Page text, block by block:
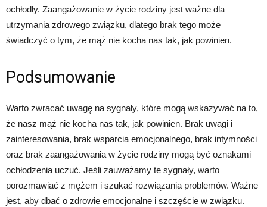
ochłodły. Zaangażowanie w życie rodziny jest ważne dla
utrzymania zdrowego związku, dlatego brak tego może
świadczyć o tym, że mąż nie kocha nas tak, jak powinien.
Podsumowanie
Warto zwracać uwagę na sygnały, które mogą wskazywać na to,
że nasz mąż nie kocha nas tak, jak powinien. Brak uwagi i
zainteresowania, brak wsparcia emocjonalnego, brak intymności
oraz brak zaangażowania w życie rodziny mogą być oznakami
ochłodzenia uczuć. Jeśli zauważamy te sygnały, warto
porozmawiać z mężem i szukać rozwiązania problemów. Ważne
jest, aby dbać o zdrowie emocjonalne i szczęście w związku.